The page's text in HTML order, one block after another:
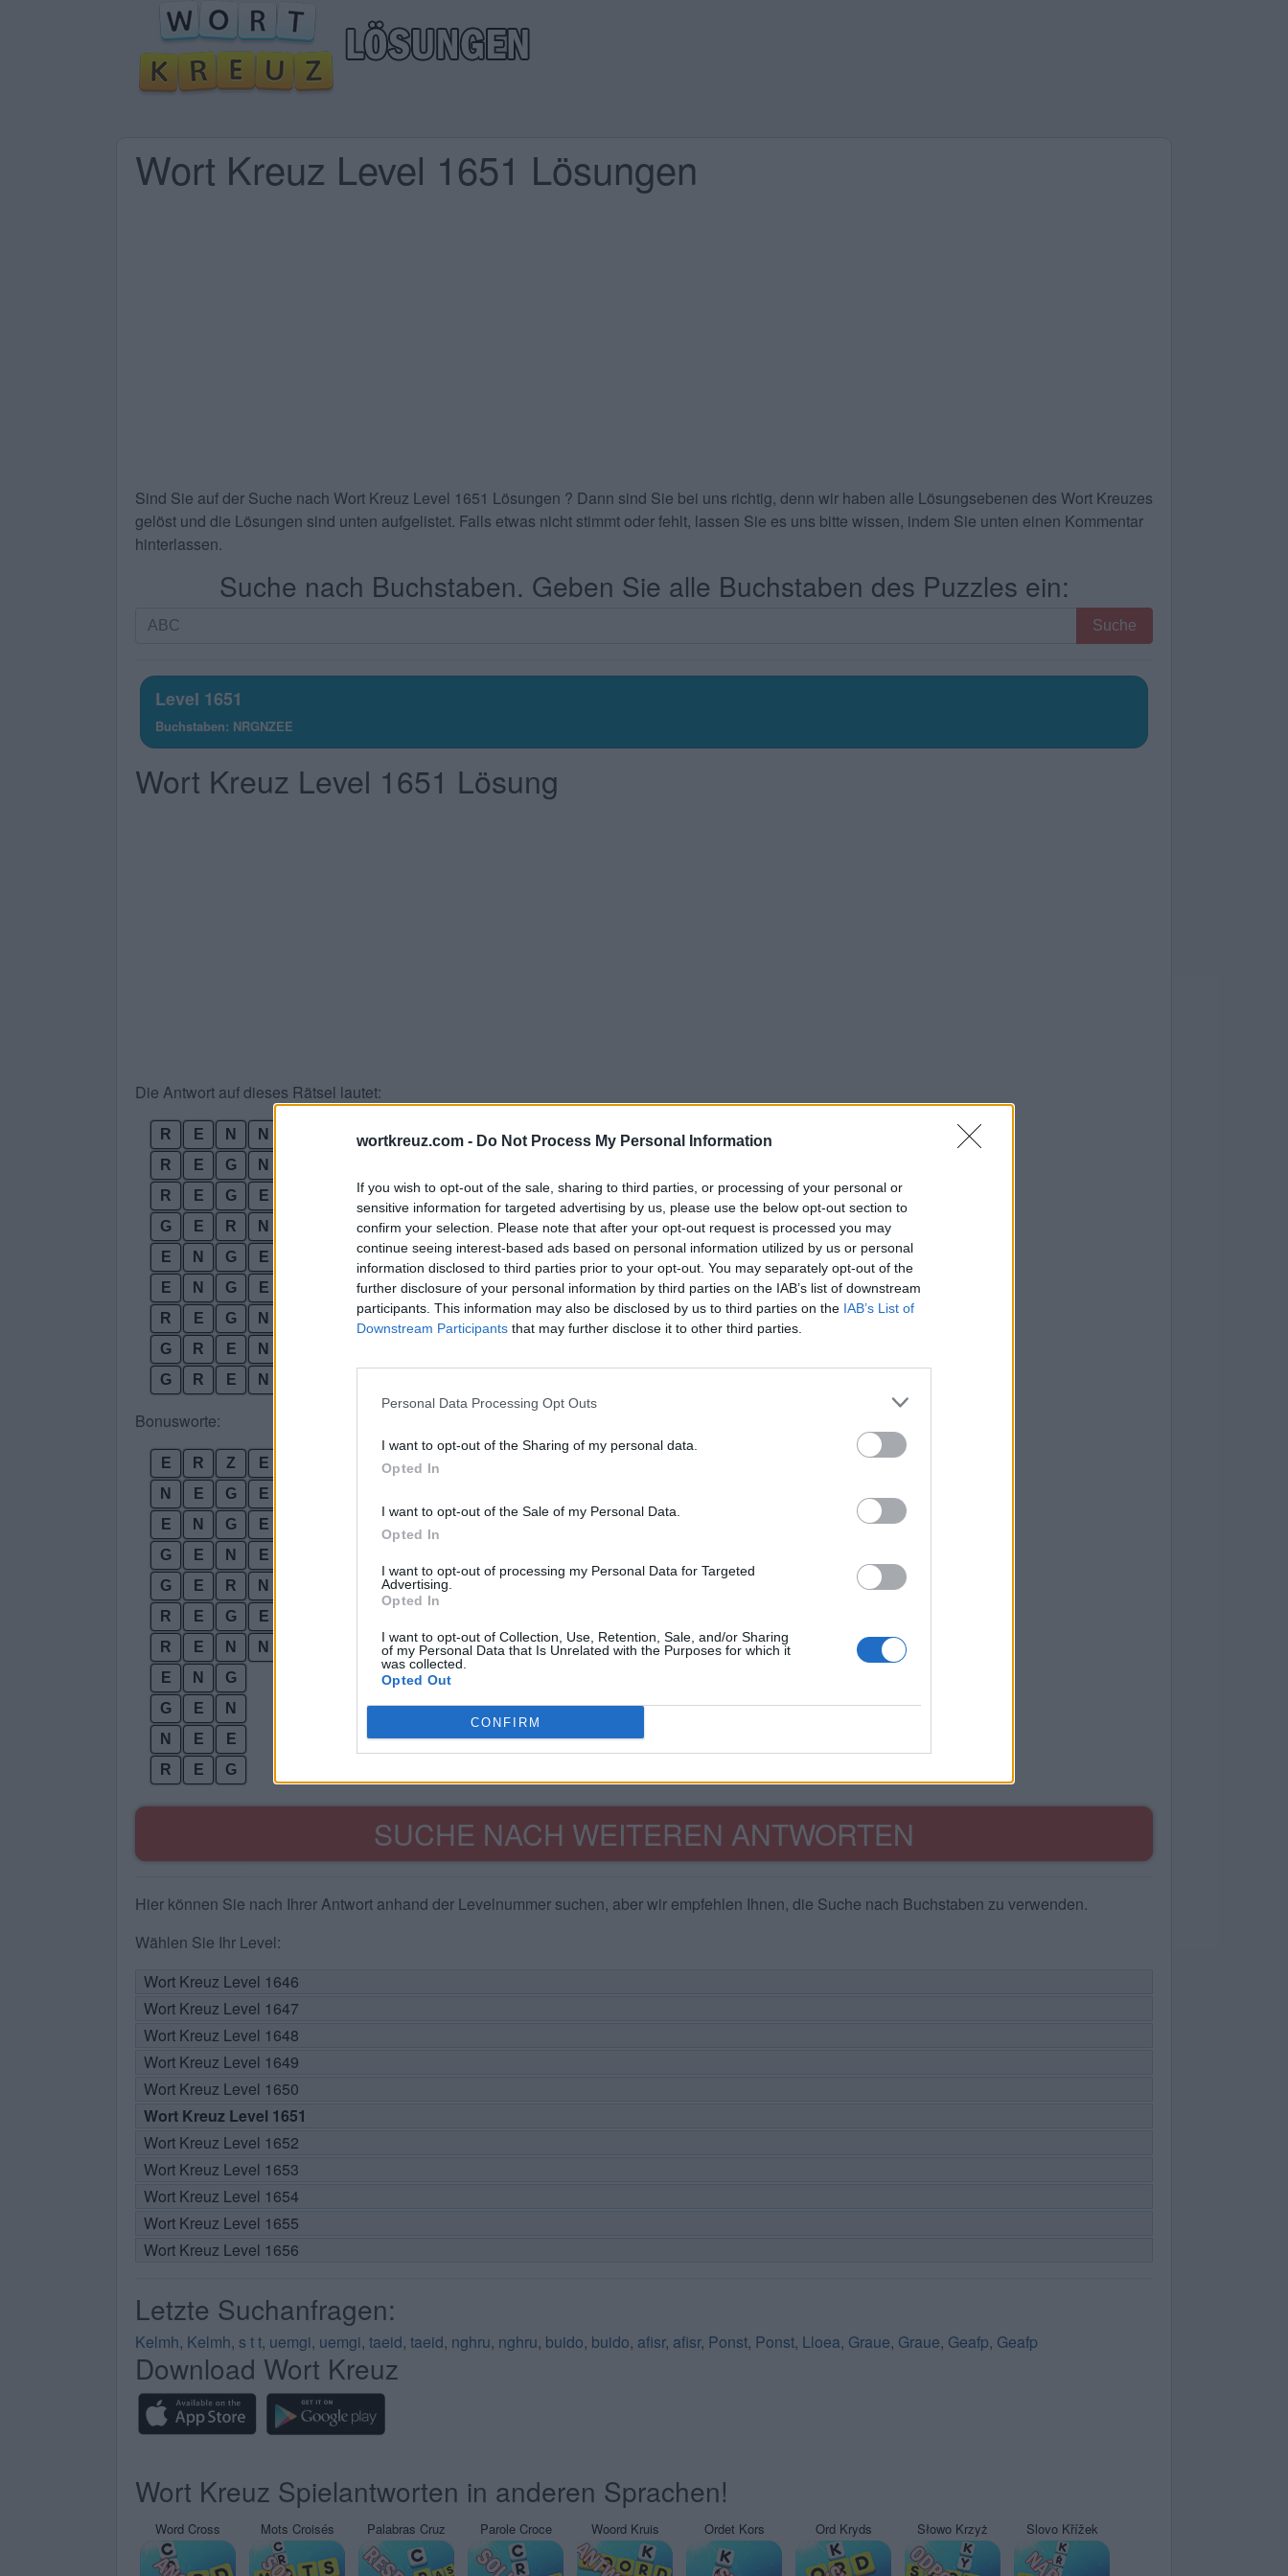
wortkreuz.com - Do Not Process My Personal Information
If you wish to opt-out of the sale, sharing to third parties, or processing of your personal or
sensitive information for targeted advertising by us, please use the below opt-out section to
confirm your selection. Please note that after your opt-out request is processed you may
continue seeing interest-based ads based on personal information utilized by us or personal
information disclosed to third parties prior to your opt-out. You may separately opt-out of the
further disclosure of your personal information by third parties on the IAB’s list of downstream
participants. This information may also be disclosed by us to third parties on the IAB’s List of
Downstream Participants that may further disclose it to other third parties.
Personal Data Processing Opt Outs
I want to opt-out of the Sharing of my personal data.
Opted In
I want to opt-out of the Sale of my Personal Data.
Opted In
I want to opt-out of processing my Personal Data for Targeted
Advertising.
Opted In
I want to opt-out of Collection, Use, Retention, Sale, and/or Sharing
of my Personal Data that Is Unrelated with the Purposes for which it
was collected.
Opted Out
CONFIRM
Wort Kreuz Level 1651 Lösungen
Sind Sie auf der Suche nach Wort Kreuz Level 1651 Lösungen ? Dann sind Sie bei uns richtig, denn wir haben alle Lösungsebenen des Wort Kreuzes
gelöst und die Lösungen sind unten aufgelistet. Falls etwas nicht stimmt oder fehlt, lassen Sie es uns bitte wissen, indem Sie unten einen Kommentar
hinterlassen.
Suche nach Buchstaben. Geben Sie alle Buchstaben des Puzzles ein:
Suche
Geben
Sie
alle
Buchstaben
des
Suche
Level 1651
Buchstaben: NRGNZEE
Wort Kreuz Level 1651 Lösung
Die Antwort auf dieses Rätsel lautet:
R E N N
R
E G N
R
E G E
G
E R N
E
N G E
E
N G E
R
E G N
G
R E N
G
R E N
Bonusworte:
E R Z E
N
E G E
E
N G
E
G
E N
E
G
E R
N
R
E G
E
R
E N
N
E
N
G
G
E
N
N
E
E
R
E G
SUCHE NACH WEITEREN ANTWORTEN
Hier können Sie nach Ihrer Antwort anhand der Levelnummer suchen, aber wir empfehlen Ihnen, die Suche nach Buchstaben zu verwenden.
Wählen Sie Ihr Level:
Wort Kreuz Level 1646
Wort Kreuz Level 1647
Wort Kreuz Level 1648
Wort Kreuz Level 1649
Wort Kreuz Level 1650
Wort Kreuz Level 1651
Wort Kreuz Level 1652
Wort Kreuz Level 1653
Wort Kreuz Level 1654
Wort Kreuz Level 1655
Wort Kreuz Level 1656
Letzte Suchanfragen:
Kelmh, Kelmh, s t t, uemgi, uemgi, taeid, taeid, nghru, nghru, buido, buido, afisr, afisr, Ponst, Ponst, Lloea, Graue, Graue, Geafp, Geafp
Download Wort Kreuz
Wort Kreuz Spielantworten in anderen Sprachen!
Word Cross Mots Croisés Palabras Cruz Parole Croce Woord Kruis Ordet Kors Ord Kryds Słowo Krzyż Slovo Křížek